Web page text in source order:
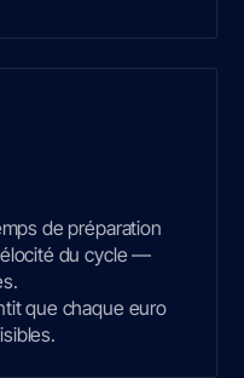
de préparation
du cycle —
que chaque euro